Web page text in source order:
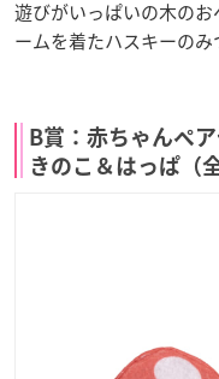
遊びがいっぱいの木の
ームを着たハスキーのみ
B賞：赤ちゃんペ
きのこ＆はっぱ（